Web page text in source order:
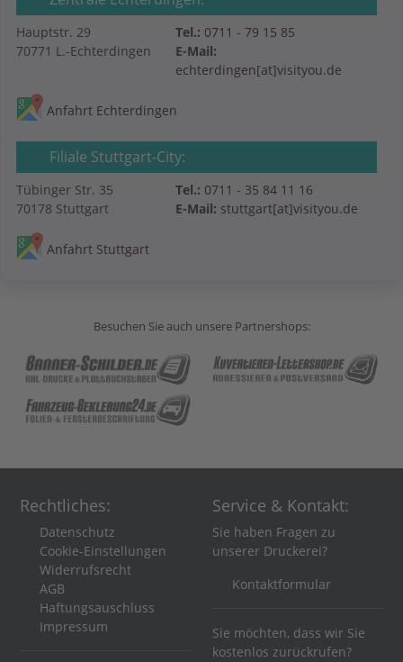
Hauptstr. 29
70771 L.-Echterdingen
Tel.: 0711 - 79 15 85
E-Mail:
echterdingen[at]visityou.de
Anfahrt Echterdingen
Filiale Stuttgart-City:
Tübinger Str. 35
70178 Stuttgart
Tel.: 0711 - 35 84 11 16
E-Mail: stuttgart[at]visityou.de
Anfahrt Stuttgart
Besuchen Sie auch unsere Partnershops:
Rechtliches:
Datenschutz
Cookie-Einstellungen
Widerrufsrecht
AGB
Haftungsauschluss
Impressum
Service & Kontakt:
Sie haben Fragen zu
unserer Druckerei?
Kontaktformular
Sie möchten, dass wir Sie
kostenlos zurückrufen?